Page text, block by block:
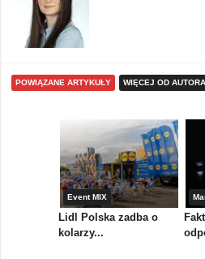
POWIĄZANE ARTYKUŁY WIĘCEJ OD AUTORA
Event MIX
Lidl Polska zadba o
kolarzy...